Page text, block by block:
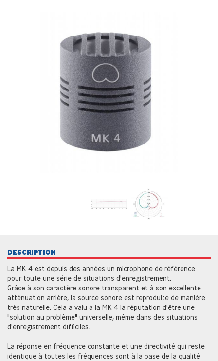
DESCRIPTION
La MK 4 est depuis des années un microphone de référence
pour toute une série de situations d'enregistrement.
Grâce à son caractère sonore transparent et à son excellente
atténuation arrière, la source sonore est reproduite de manière
très naturelle. Cela a valu à la MK 4 la réputation d'être une
"solution au problème" universelle, même dans des situations
d'enregistrement difficiles.
La réponse en fréquence constante et une directivité qui reste
identique à toutes les fréquences sont à la base de la qualité